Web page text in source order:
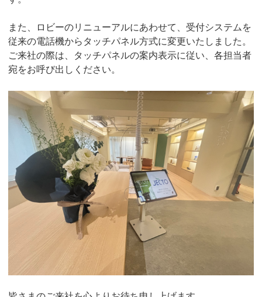
また、ロビーのリニューアルにあわせて、受付システムを
従来の電話機からタッチパネル方式に変更いたしました。
ご来社の際は、タッチパネルの案内表示に従い、各担当者
宛をお呼び出しください。